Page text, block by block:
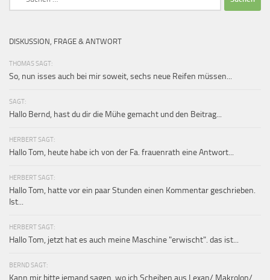
DISKUSSION, FRAGE & ANTWORT
THOMAS SAGT:
So, nun isses auch bei mir soweit, sechs neue Reifen müssen...
SAGT:
Hallo Bernd, hast du dir die Mühe gemacht und den Beitrag...
HERBERT SAGT:
Hallo Tom, heute habe ich von der Fa. frauenrath eine Antwort...
HERBERT SAGT:
Hallo Tom, hatte vor ein paar Stunden einen Kommentar geschrieben.
Ist...
HERBERT SAGT:
Hallo Tom, jetzt hat es auch meine Maschine "erwischt". das ist...
BERND SAGT:
Kann mir bitte jemand sagen, wo ich Scheiben aus Lexan/ Makrolon/...